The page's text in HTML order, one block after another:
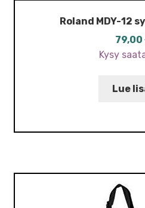
Roland MDY-12
79,00
Kysy
Lue